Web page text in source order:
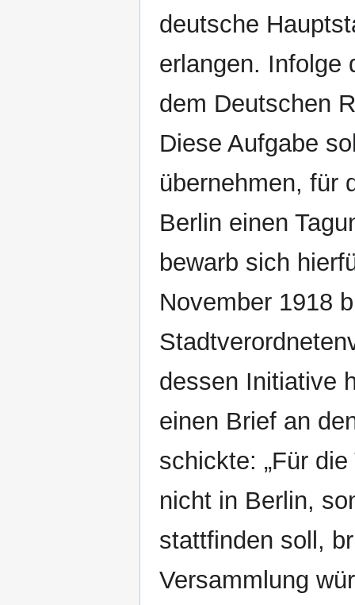
deutsche
erlangen. Infolge
dem Deutschen
Diese Aufgabe
übernehmen, für
Berlin einen
bewarb sich
November 1918
dessen Initiative
einen Brief an
schickte: „Für
nicht in Berlin,
stattfinden soll,
Versammlung